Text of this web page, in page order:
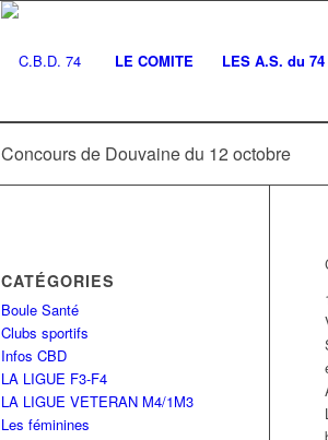
LE COMITE LES A.S. du 74
Concours de Douvaine du 12 octobre
CATÉGORIES
Boule Santé
Clubs sportifs
Infos CBD
LA LIGUE F3-F4
LA LIGUE VETERAN M4/1M3
Les féminines